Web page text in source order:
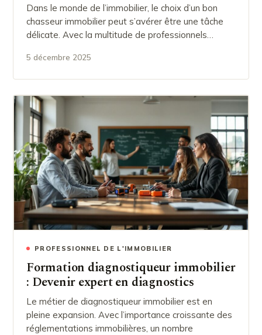
Dans le monde de l’immobilier, le choix d’un bon
chasseur immobilier peut s’avérer être une tâche
délicate. Avec la multitude de professionnels…
5 décembre 2025
PROFESSIONNEL DE L'IMMOBILIER
Formation diagnostiqueur immobilier
: Devenir expert en diagnostics
Le métier de diagnostiqueur immobilier est en
pleine expansion. Avec l’importance croissante des
réglementations immobilières, un nombre